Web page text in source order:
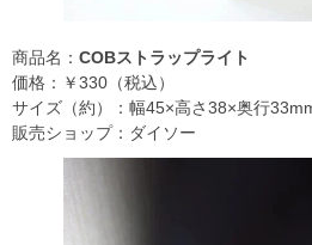
商品名： COBストラップライト
価格：￥330（税込）
サイズ（約）：幅45×高さ38×奥行
販売ショップ：ダイソー